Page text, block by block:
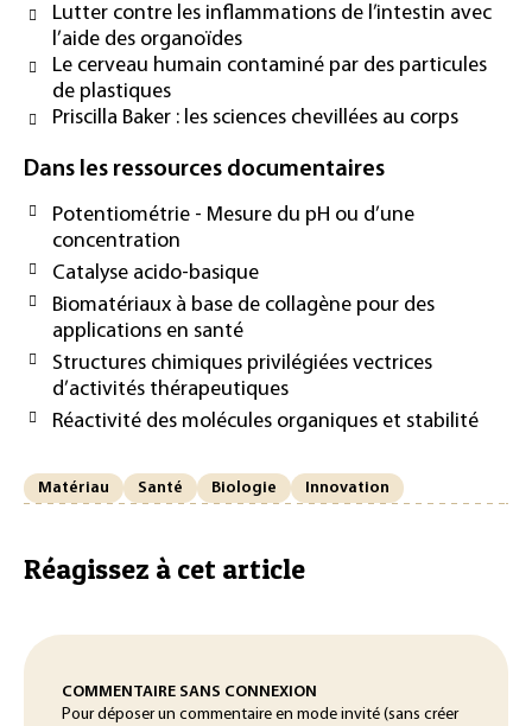
Lutter contre les inflammations de l’intestin avec
l’aide des organoïdes
Le cerveau humain contaminé par des particules
de plastiques
Priscilla Baker : les sciences chevillées au corps
Dans les ressources documentaires
Potentiométrie - Mesure du pH ou d’une
concentration
Catalyse acido-basique
Biomatériaux à base de collagène pour des
applications en santé
Structures chimiques privilégiées vectrices
d’activités thérapeutiques
Réactivité des molécules organiques et stabilité
Matériau Santé Biologie Innovation
Réagissez à cet article
COMMENTAIRE SANS CONNEXION
Pour déposer un commentaire en mode invité (sans créer